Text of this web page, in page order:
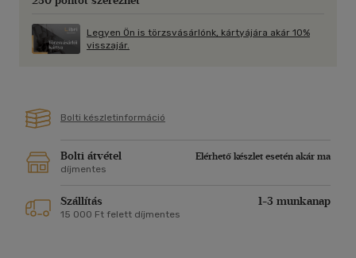
Legyen Ön is törzsvásárlónk, kártyájára akár 10%
visszajár.
Bolti készletinformáció
Bolti átvétel
Elérhető készlet esetén akár ma
díjmentes
Szállítás 1-3 munkanap
15 000 Ft felett díjmentes